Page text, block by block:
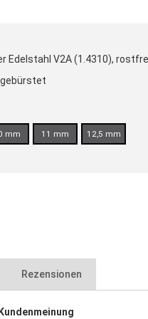
mm 11 mm 12,5 mm
Edelstahl V2A (1.4310),
gebürstet
Edelstahl V2A
Rezensionen